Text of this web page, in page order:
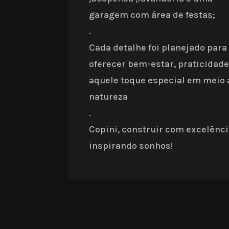
garagem com área de festas;
.
Cada detalhe foi planejado para
oferecer bem-estar,
aquele toque especial em meio
natureza
.
Copini, construir com
inspirando sonhos!